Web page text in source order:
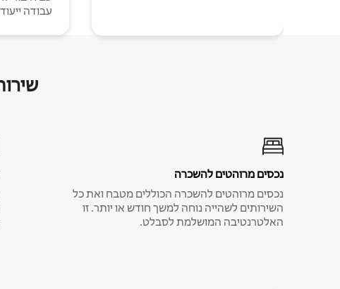
עבודה
נכסים מרוהטים להשכרה
נכסים מרוהטים להשכרה הכוללים מטבח ואת כל
השירותים לשהייה נוחה למשך חודש או יותר. זו
האלטרנטיבה המושלמת לסבלט.